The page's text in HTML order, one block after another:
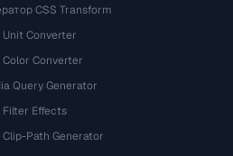
CSS Transform
Unit Converter
Color Converter
Query Generator
Filter Effects
Clip-Path Generator